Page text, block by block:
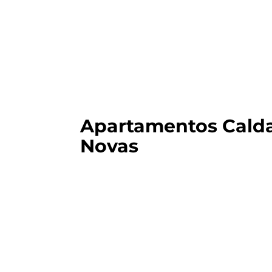
Apartamentos
Novas